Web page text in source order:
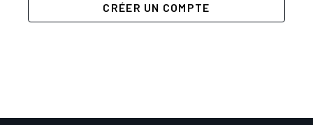
CRÉER UN COMPTE